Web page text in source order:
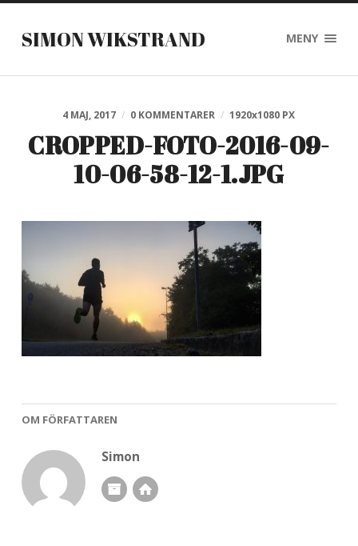
SIMON WIKSTRAND MENY
4 MAJ, 2017 / 0 KOMMENTARER / 1920x1080 PX
CROPPED-FOTO-2016-09-
10-06-58-12-1.JPG
OM FÖRFATTAREN
Simon